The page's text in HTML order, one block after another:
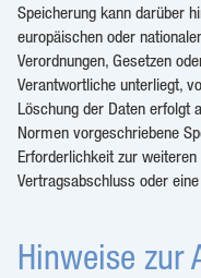
Speicherung kann darüber
europäischen oder
Verordnungen, Gesetzen
Verantwortliche unterliegt,
Löschung der Daten erfolgt
Normen vorgeschriebene
Erforderlichkeit zur
Vertragsabschluss oder
Hinweise zur